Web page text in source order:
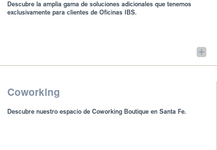
Descubre la amplia gama de soluciones adicionales que tenemos
exclusivamente para clientes de Oficinas IBS.
Coworking
Descubre nuestro espacio de Coworking Boutique en Santa Fe.